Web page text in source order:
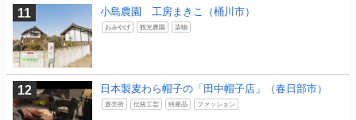
小島農園 工房まきこ（桶川市）
おみやげ 観光農園 染物
日本製麦わら帽子の「田中帽子店」（春日部市）
直売所 伝統工芸 特産品 ファッション